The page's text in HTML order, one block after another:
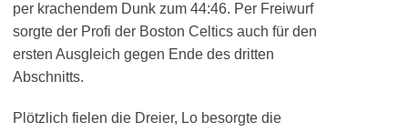
per krachendem Dunk zum 44:46. Per Freiwurf
sorgte der Profi der Boston Celtics auch für den
ersten Ausgleich gegen Ende des dritten
Abschnitts.
Plötzlich fielen die Dreier, Lo besorgte die